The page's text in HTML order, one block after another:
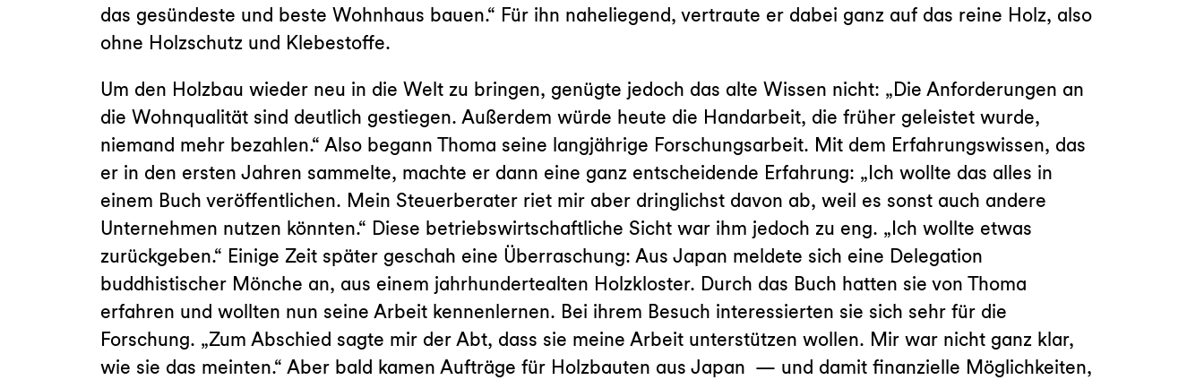
das gesündeste und beste Wohnhaus bauen.“ Für ihn naheliegend, vertraute er dabei ganz auf das reine Holz, also
ohne Holzschutz und Klebestoffe.
Um den Holzbau wieder neu in die Welt zu bringen, genügte jedoch das alte Wissen nicht: „Die Anforderungen an
die Wohnqualität sind deutlich gestiegen. Außerdem würde heute die Handarbeit, die früher geleistet wurde,
niemand mehr bezahlen.“ Also begann Thoma seine langjährige Forschungsarbeit. Mit dem Erfahrungswissen, das
er in den ersten Jahren sammelte, machte er dann eine ganz entscheidende Erfahrung: „Ich wollte das alles in
einem Buch veröffentlichen. Mein Steuerberater riet mir aber dringlichst davon ab, weil es sonst auch andere
Unternehmen nutzen könnten.“ Diese betriebswirtschaftliche Sicht war ihm jedoch zu eng. „Ich wollte etwas
zurückgeben.“ Einige Zeit später geschah eine Überraschung: Aus Japan meldete sich eine Delegation
buddhistischer Mönche an, aus einem jahrhundertealten Holzkloster. Durch das Buch hatten sie von Thoma
erfahren und wollten nun seine Arbeit kennenlernen. Bei ihrem Besuch interessierten sie sich sehr für die
Forschung. „Zum Abschied sagte mir der Abt, dass sie meine Arbeit unterstützen wollen. Mir war nicht ganz klar,
wie sie das meinten.“ Aber bald kamen Aufträge für Holzbauten aus Japan — und damit finanzielle Möglichkeiten,